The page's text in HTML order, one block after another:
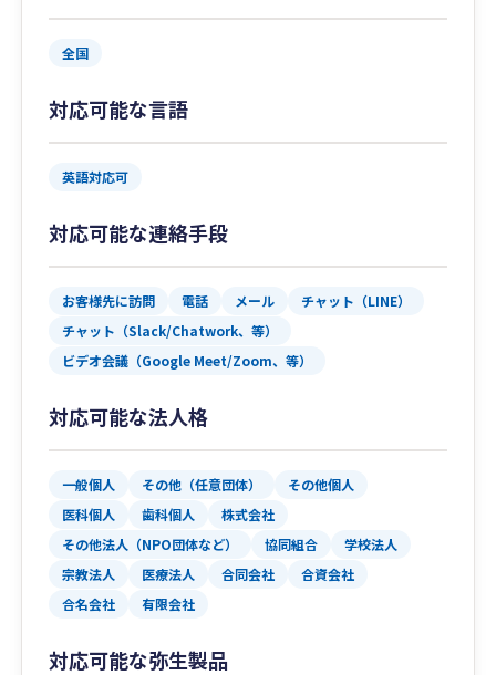
全国
対応可能な言語
英語対応可
対応可能な連絡手段
お客様先に訪問 電話 メール
チャット（LINE）
チャット（Slack/Chatwork、等）
ビデオ会議（Google Meet/Zoom、等）
対応可能な法人格
一般個人 その他（任意団体）
その他個人
医科個人
歯科個人
株式会社
その他法人（NPO団体など）
協同組合
学校法人
宗教法人
医療法人 合同会社
合資会社
合名会社
有限会社
対応可能な弥生製品